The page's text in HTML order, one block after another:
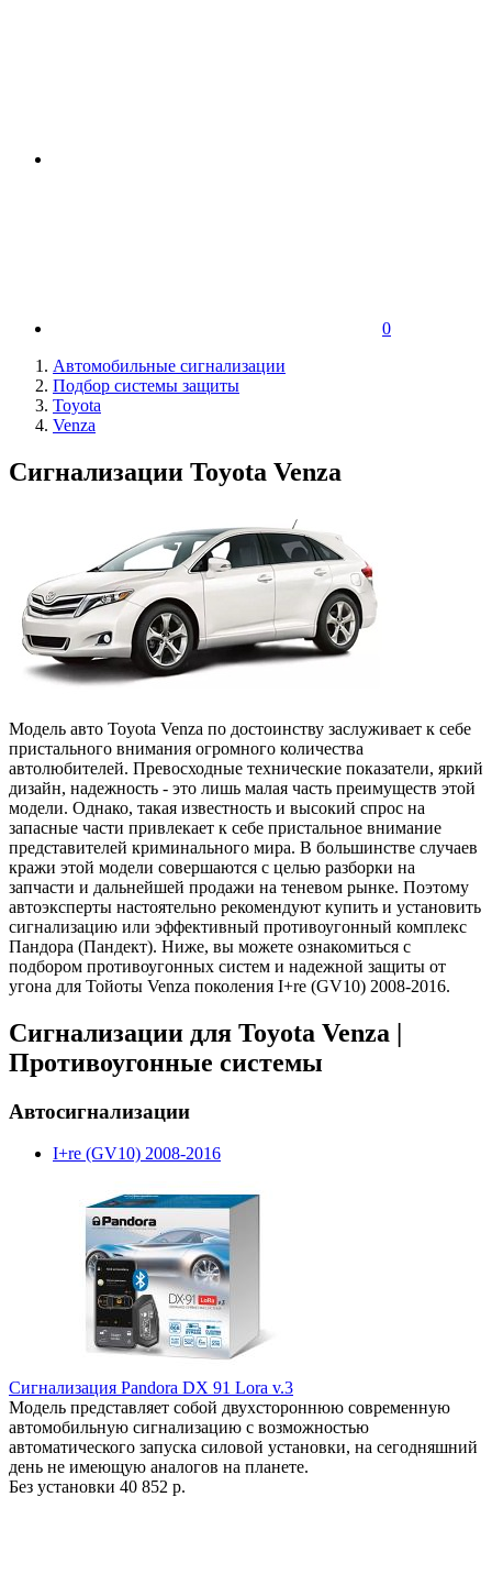
0
Автомобильные сигнализации
Подбор системы защиты
Toyota
Venza
Сигнализации Toyota Venza
Модель авто Toyota Venza по достоинству заслуживает к себе
пристального внимания огромного количества
автолюбителей. Превосходные технические показатели, яркий
дизайн, надежность - это лишь малая часть преимуществ этой
модели. Однако, такая известность и высокий спрос на
запасные части привлекает к себе пристальное внимание
представителей криминального мира. В большинстве случаев
кражи этой модели совершаются с целью разборки на
запчасти и дальнейшей продажи на теневом рынке. Поэтому
автоэксперты настоятельно рекомендуют купить и установить
сигнализацию или эффективный противоугонный комплекс
Пандора (Пандект). Ниже, вы можете ознакомиться с
подбором противоугонных систем и надежной защиты от
угона для Тойоты Venza поколения I+re (GV10) 2008-2016.
Сигнализации для Toyota Venza |
Противоугонные системы
Автосигнализации
I+re (GV10) 2008-2016
Сигнализация Pandora DX 91 Lora v.3
Модель представляет собой двухстороннюю современную
автомобильную сигнализацию с возможностью
автоматического запуска силовой установки, на сегодняшний
день не имеющую аналогов на планете.
Без установки 40 852 р.